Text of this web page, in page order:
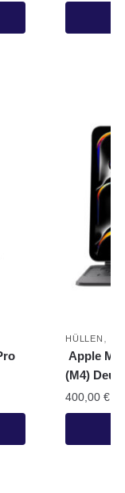
HÜLLEN
Apple
(M4)
400,00€